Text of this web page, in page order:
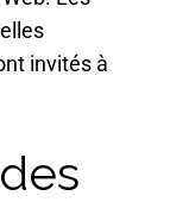
invités à